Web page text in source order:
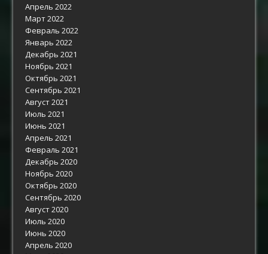
Апрель 2022
Март 2022
Февраль 2022
Январь 2022
Декабрь 2021
Ноябрь 2021
Октябрь 2021
Сентябрь 2021
Август 2021
Июль 2021
Июнь 2021
Апрель 2021
Февраль 2021
Декабрь 2020
Ноябрь 2020
Октябрь 2020
Сентябрь 2020
Август 2020
Июль 2020
Июнь 2020
Апрель 2020